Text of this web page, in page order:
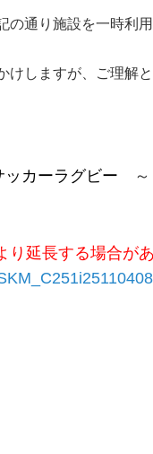
の通り施設を一時利
けしますが、ご理解
ッカーラグビー
り延長する場合が